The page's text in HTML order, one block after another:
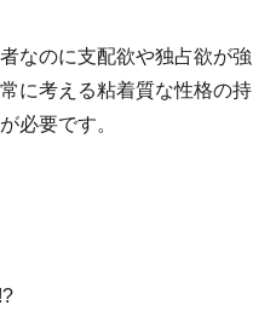
なのに支配欲や独占欲が強
に考える粘着質な性格の持
必要です。